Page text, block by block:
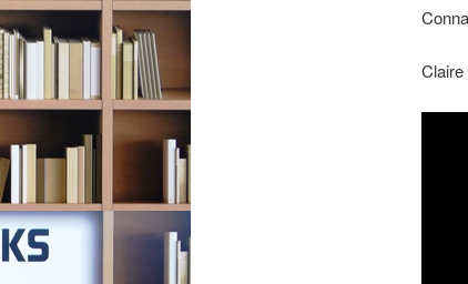
Claire